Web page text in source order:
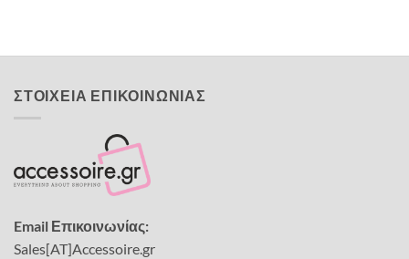
ΣΤΟΙΧΕΙΑ ΕΠΙΚΟΙΝΩΝΙΑΣ
Email Επικοινωνίας:
Sales[AT]Accessoire.gr